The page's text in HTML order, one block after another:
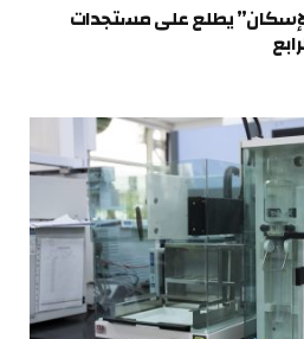
والإسكان” يطلع على مستجدات